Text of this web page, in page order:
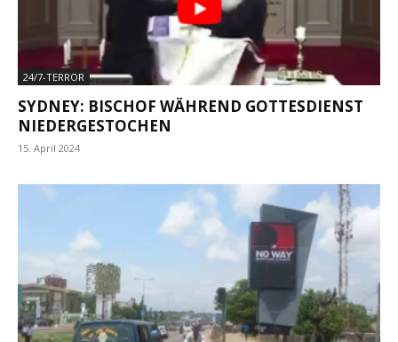
24/7-TERROR
SYDNEY: BISCHOF WÄHREND GOTTESDIENST
NIEDERGESTOCHEN
15. April 2024